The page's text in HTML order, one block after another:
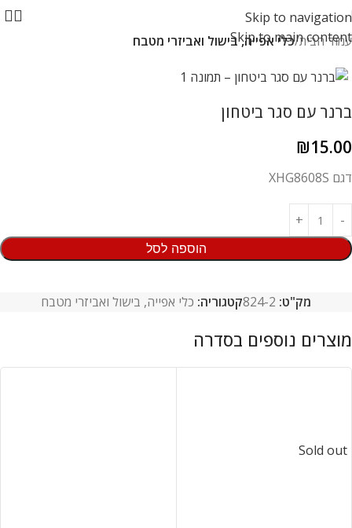
Skip to navigation
Skip to main content
עמוד הבית כלי אפייה, בישול ואביזרי מטבח
ברנר עם סגר ביטחון
₪15.00
דגם XHG8608S
הוספה לסל
מק"ט: 824-2קטגוריה: כלי אפייה, בישול ואביזרי מטבח
Sold out